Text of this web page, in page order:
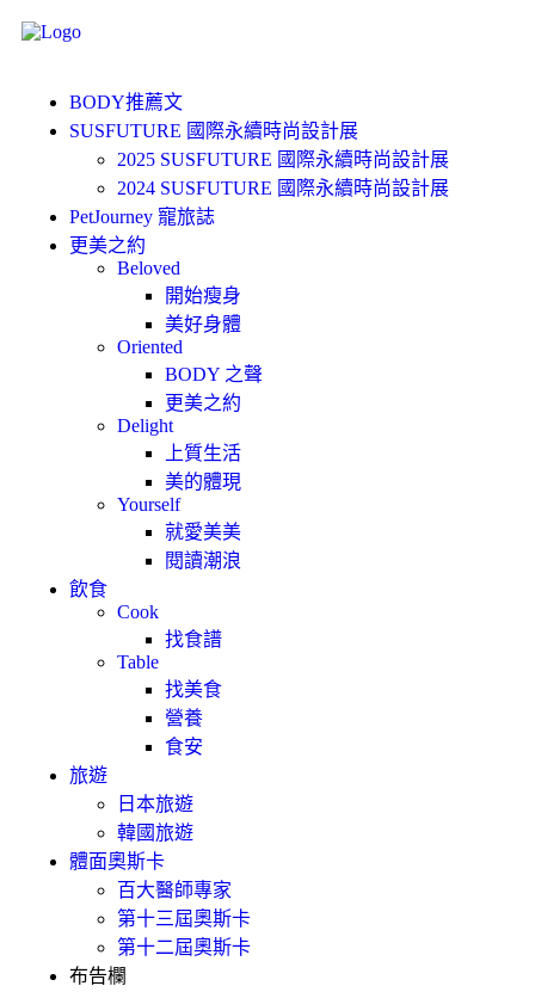
BODY推薦文
SUSFUTURE 國際永續時尚設計展
2025 SUSFUTURE 國際永續時尚設計展
2024 SUSFUTURE 國際永續時尚設計展
PetJourney 寵旅誌
更美之約
Beloved
開始瘦身
美好身體
Oriented
BODY 之聲
更美之約
Delight
上質生活
美的體現
Yourself
就愛美美
閱讀潮浪
飲食
Cook
找食譜
Table
找美食
營養
食安
旅遊
日本旅遊
韓國旅遊
體面奧斯卡
百大醫師專家
第十三屆奧斯卡
第十二屆奧斯卡
布告欄